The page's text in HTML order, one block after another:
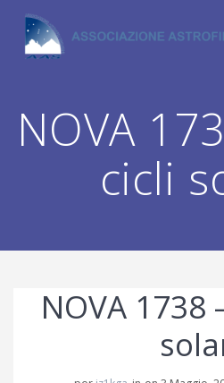
NOVA
cicli
NOVA 1738